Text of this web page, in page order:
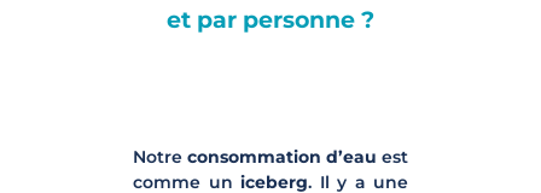
et par personne ?
Notre consommation d’eau est
comme un iceberg. Il y a une